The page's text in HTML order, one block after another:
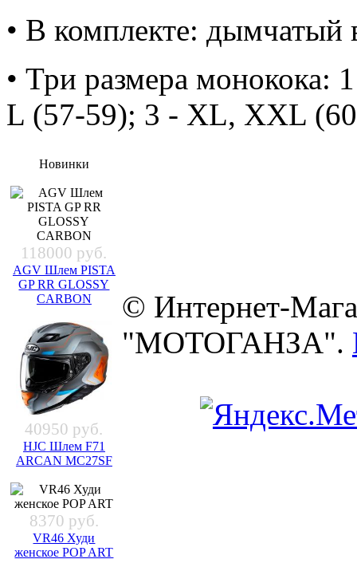
• В комплекте: дымчатый
• Три размера монокока:
L (57-59); 3 - XL, XXL
Новинки
118000 руб.
AGV Шлем PISTA
GP RR GLOSSY
CARBON
40950 руб.
HJC Шлем F71
ARCAN MC27SF
8370 руб.
VR46 Худи
женское POP ART
© Интернет-
"МОТОГАНЗА".